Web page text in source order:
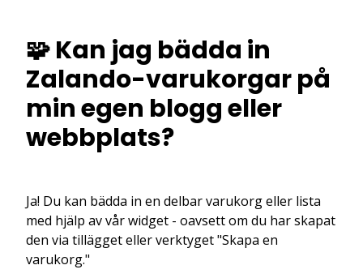
🧩 Kan jag bädda in
Zalando-varukorgar på
min egen blogg eller
webbplats?
Ja! Du kan bädda in en delbar varukorg eller lista
med hjälp av vår widget - oavsett om du har skapat
den via tillägget eller verktyget "Skapa en
varukorg."